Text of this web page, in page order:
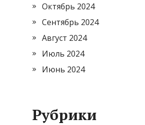
Октябрь 2024
Сентябрь 2024
Август 2024
Июль 2024
Июнь 2024
Рубрики